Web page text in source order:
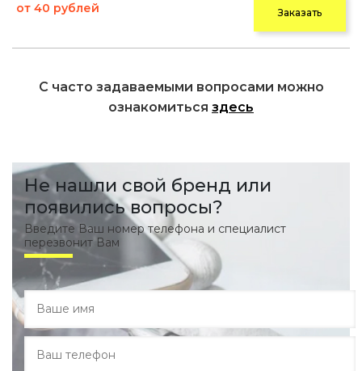
от 40 рублей Заказать
С часто задаваемыми вопросами можно
ознакомиться здесь
Не нашли свой бренд или
появились вопросы?
Введите Ваш номер телефона и специалист
перезвонит Вам